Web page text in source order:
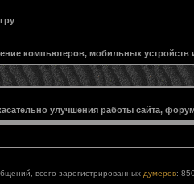
компьютеров, мобильных устройств
улучшения работы сайта,
всего зарегистрированных думеров: